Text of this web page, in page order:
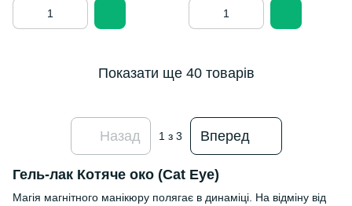
Показати ще 40 товарів
Назад 1 з 3 Вперед
Гель-лак Котяче око (Cat Eye)
Магія магнітного манікюру полягає в динаміці. На відміну від